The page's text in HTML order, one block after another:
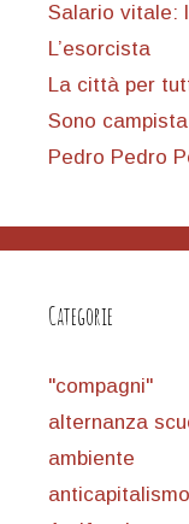
Salario vitale:
L’esorcista
La città per
Sono campista
Pedro Pedro
Categorie
"compagni"
alternanza
ambiente
anticapitalismo